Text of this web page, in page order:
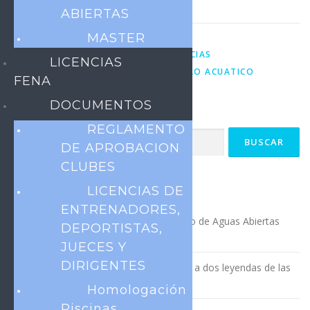
NOTICIAS
POLO ACUATICO
Buscar:
ENTRADAS RECIENTES
Con éxito culminó la XX Copa del Pacífico de Aguas Abiertas
La XX Copa del Pacífico rindió homenaje a dos leyendas de las
ABIERTAS
MASTER
LICENCIAS
FENA
DOCUMENTOS
REGLAMENTO
DE APROBACION
CLUBES
LICENCIAS DE
ENTRENADORES,
DEPORTISTAS,
JUECES Y
DIRIGENTES
Homologación